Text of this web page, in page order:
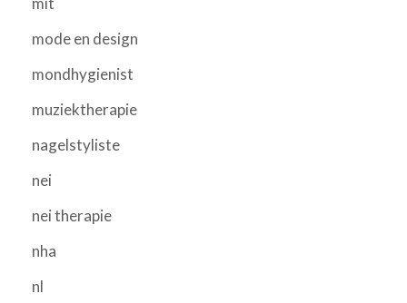
mode en design
mondhygienist
muziektherapie
nagelstyliste
nei
nei therapie
nha
nl